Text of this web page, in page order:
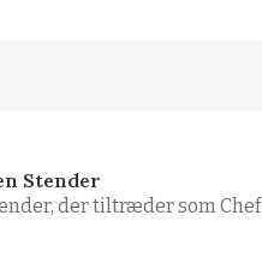
Stender
der tiltræder som Chef